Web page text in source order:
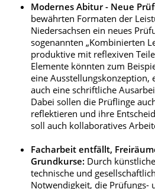
Modernes Abitur - Neue
bewährten Formaten der
Niedersachsen ein neues
sogenannten „Kombinierten
produktive mit reflexiven
Elemente könnten zum
eine Ausstellungskonzeption,
auch eine schriftliche
Dabei sollen die Prüflinge
reflektieren und ihre
soll auch kollaboratives
Facharbeit entfällt,
Grundkurse: Durch
technische und
Notwendigkeit, die Prüfungs-